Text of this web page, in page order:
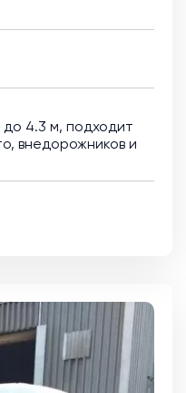
4.3 м, подходит
внедорожников и